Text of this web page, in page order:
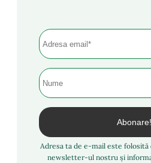
Adresa ta de e-mail este
newsletter-ul nostru și